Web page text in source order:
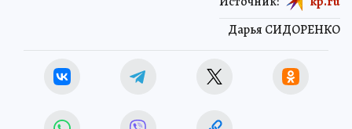
Дарья СИДОРЕНКО